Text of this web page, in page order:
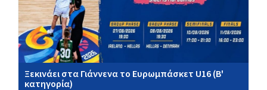
Ξεκινάει στα Γιάννενα το Ευρωμπάσκετ U16 (Β'
κατηγορία)